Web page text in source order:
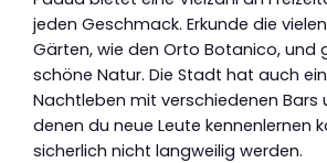
jeden Geschmack. Erkunde die
Gärten, wie den Orto Botanico, und
schöne Natur. Die Stadt hat auch
Nachtleben mit verschiedenen Bars
denen du neue Leute kennenlernen
sicherlich nicht langweilig werden.